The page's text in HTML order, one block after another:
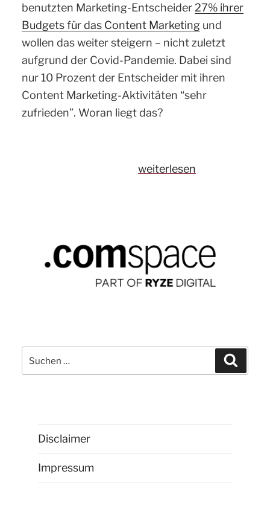
benutzten Marketing-Entscheider 27% ihrer
Budgets für das Content Marketing und
wollen das weiter steigern – nicht zuletzt
aufgrund der Covid-Pandemie. Dabei sind
nur 10 Prozent der Entscheider mit ihren
Content Marketing-Aktivitäten “sehr
zufrieden”. Woran liegt das?
„Content
hapert“
weiterlesen
Suchen
nach:
Disclaimer
Impressum